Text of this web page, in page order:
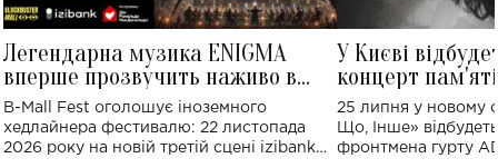
Легендарна музика ENIGMA
вперше прозвучить наживо в
Україні: де відбудеться концерт
B-Mall Fest оголошує іноземного
хедлайнера фестивалю: 22 листопада
2026 року на новій третій сцені izibank
У Києві
концерт
Клименка:
виконають
25 липня у новому
Що, Інше»
фронтмена гурту